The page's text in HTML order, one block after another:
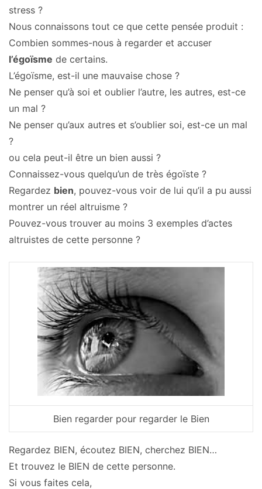
stress ?
Nous connaissons tout ce que cette pensée produit :
Combien sommes-nous à regarder et accuser
l’égoïsme de certains.
L’égoïsme, est-il une mauvaise chose ?
Ne penser qu’à soi et oublier l’autre, les autres, est-ce
un mal ?
Ne penser qu’aux autres et s’oublier soi, est-ce un mal
?
ou cela peut-il être un bien aussi ?
Connaissez-vous quelqu’un de très égoïste ?
Regardez bien, pouvez-vous voir de lui qu’il a pu aussi
montrer un réel altruisme ?
Pouvez-vous trouver au moins 3 exemples d’actes
altruistes de cette personne ?
Bien regarder pour regarder le Bien
Regardez BIEN, écoutez BIEN, cherchez BIEN…
Et trouvez le BIEN de cette personne.
Si vous faites cela,